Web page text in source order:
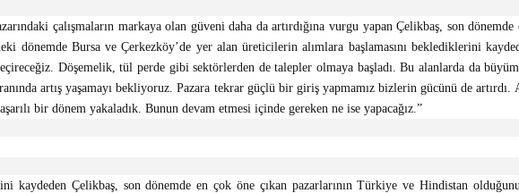
çalışmaların markaya olan güveni daha da artırdığına vurgu yapan Çelikbaş, son
dönemde Bursa ve Çerkezköy’de yer alan üreticilerin alımlara başlamasını beklediklerini
Döşemelik, tül perde gibi sektörlerden de talepler olmaya başladı. Bu alanlarda da
artış yaşamayı bekliyoruz. Pazara tekrar güçlü bir giriş yapmamız bizlerin gücünü de
bir dönem yakaladık. Bunun devam etmesi içinde gereken ne ise yapacağız.”
kaydeden Çelikbaş, son dönemde en çok öne çıkan pazarlarının Türkiye ve Hindistan